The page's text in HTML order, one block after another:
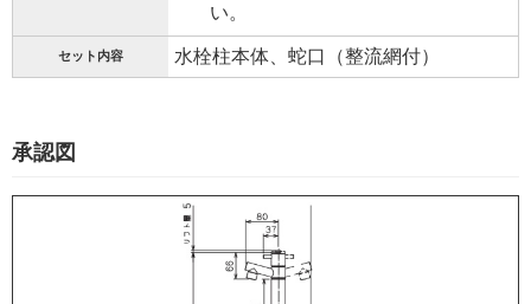
い。
セット内容 水栓柱本体、蛇口（整流網付）
承認図